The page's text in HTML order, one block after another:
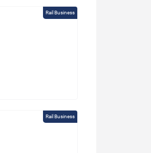
Rail Business
Rail Business